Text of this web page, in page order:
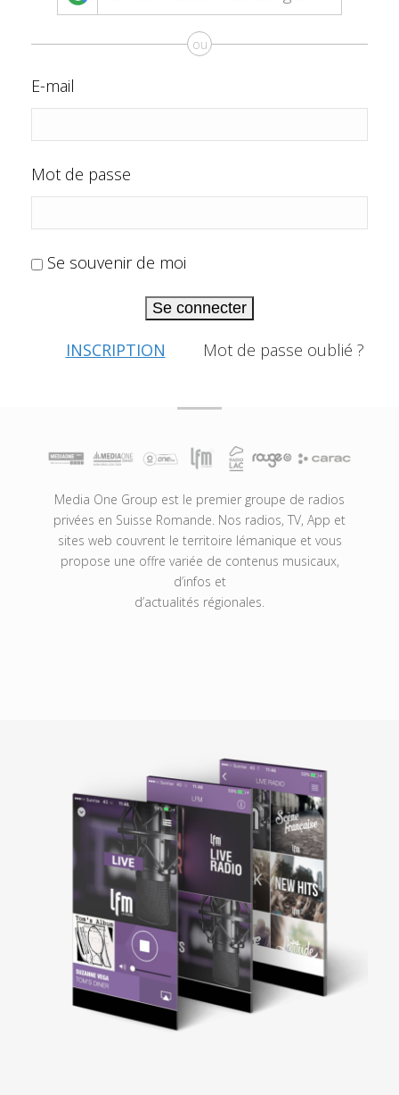
ou
E-mail
Mot de passe
Se souvenir de moi
Se connecter
INSCRIPTION Mot de passe oublié ?
Media One Group est le premier groupe de radios
privées en Suisse Romande. Nos radios, TV, App et
sites web couvrent le territoire lémanique et vous
propose une offre variée de contenus musicaux,
d’infos et
d’actualités régionales.